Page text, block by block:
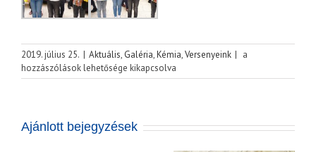
2019. július 25. | Aktuális, Galéria,Kémia,Versenyeink | 2019.
Matematika
a
hozzászólások lehetősége kikapcsolva
Ajánlott bejegyzések
Meghívó a
2026. május